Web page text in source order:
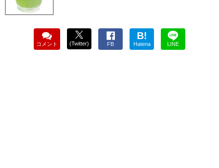
コメント (Twitter) FB
B!
Hatena LINE